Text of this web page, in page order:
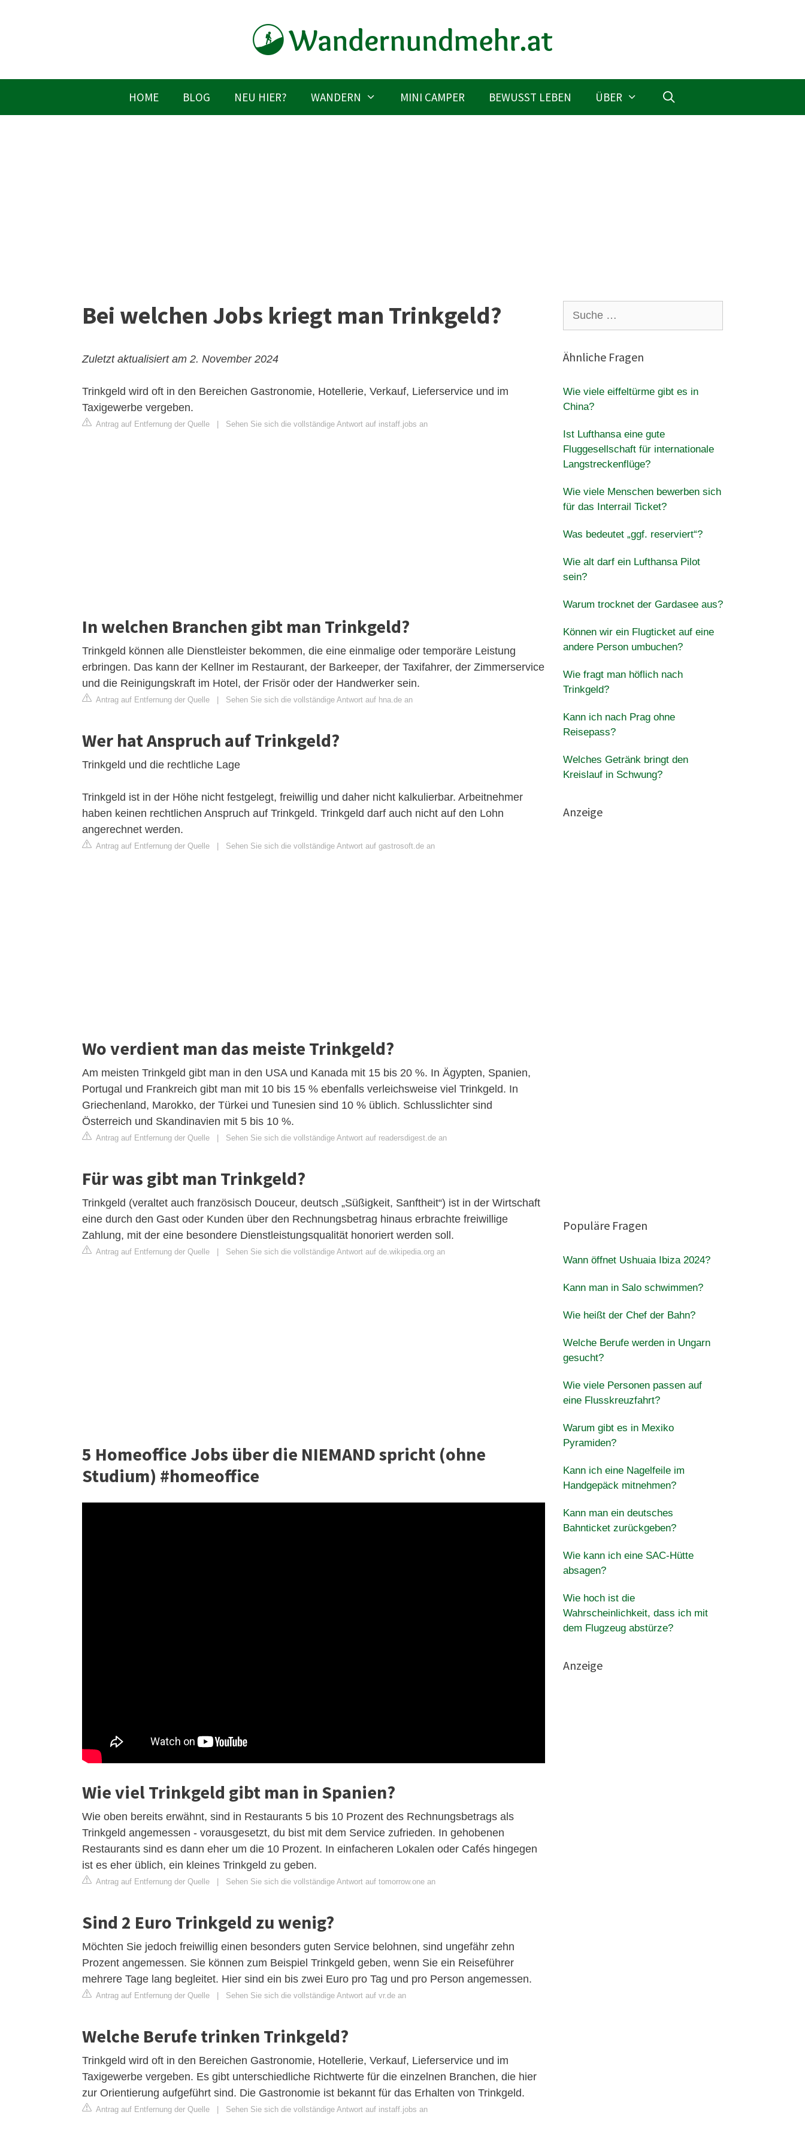
HOME BLOG NEU HIER? WANDERN MINI CAMPER BEWUSST LEBEN ÜBER
Bei welchen Jobs kriegt man Trinkgeld?
Zuletzt aktualisiert am 2. November 2024
Trinkgeld wird oft in den Bereichen Gastronomie, Hotellerie, Verkauf, Lieferservice und im
Taxigewerbe vergeben.
Antrag auf Entfernung der Quelle Sehen Sie sich die vollständige Antwort auf instaff.jobs an
In welchen Branchen gibt man Trinkgeld?
Trinkgeld können alle Dienstleister bekommen, die eine einmalige oder temporäre Leistung
erbringen. Das kann der Kellner im Restaurant, der Barkeeper, der Taxifahrer, der Zimmerservice
und die Reinigungskraft im Hotel, der Frisör oder der Handwerker sein.
Antrag auf Entfernung der Quelle Sehen Sie sich die vollständige Antwort auf hna.de an
Wer hat Anspruch auf Trinkgeld?
Trinkgeld und die rechtliche Lage
Trinkgeld ist in der Höhe nicht festgelegt, freiwillig und daher nicht kalkulierbar. Arbeitnehmer
haben keinen rechtlichen Anspruch auf Trinkgeld. Trinkgeld darf auch nicht auf den Lohn
angerechnet werden.
Antrag auf Entfernung der Quelle Sehen Sie sich die vollständige Antwort auf gastrosoft.de an
Wo verdient man das meiste Trinkgeld?
Am meisten Trinkgeld gibt man in den USA und Kanada mit 15 bis 20 %. In Ägypten, Spanien,
Portugal und Frankreich gibt man mit 10 bis 15 % ebenfalls verleichsweise viel Trinkgeld. In
Griechenland, Marokko, der Türkei und Tunesien sind 10 % üblich. Schlusslichter sind
Österreich und Skandinavien mit 5 bis 10 %.
Antrag auf Entfernung der Quelle Sehen Sie sich die vollständige Antwort auf readersdigest.de an
Für was gibt man Trinkgeld?
Trinkgeld (veraltet auch französisch Douceur, deutsch „Süßigkeit, Sanftheit“) ist in der Wirtschaft
eine durch den Gast oder Kunden über den Rechnungsbetrag hinaus erbrachte freiwillige
Zahlung, mit der eine besondere Dienstleistungsqualität honoriert werden soll.
Antrag auf Entfernung der Quelle Sehen Sie sich die vollständige Antwort auf de.wikipedia.org an
5 Homeoffice Jobs über die NIEMAND spricht (ohne
Studium) #homeoffice
Wie viel Trinkgeld gibt man in Spanien?
Wie oben bereits erwähnt, sind in Restaurants 5 bis 10 Prozent des Rechnungsbetrags als
Trinkgeld angemessen - vorausgesetzt, du bist mit dem Service zufrieden. In gehobenen
Restaurants sind es dann eher um die 10 Prozent. In einfacheren Lokalen oder Cafés hingegen
ist es eher üblich, ein kleines Trinkgeld zu geben.
Antrag auf Entfernung der Quelle | Sehen Sie sich die vollständige Antwort auf tomorrow.one an
Sind 2 Euro Trinkgeld zu wenig?
Möchten Sie jedoch freiwillig einen besonders guten Service belohnen, sind ungefähr zehn
Prozent angemessen. Sie können zum Beispiel Trinkgeld geben, wenn Sie ein Reiseführer
mehrere Tage lang begleitet. Hier sind ein bis zwei Euro pro Tag und pro Person angemessen.
Antrag auf Entfernung der Quelle | Sehen Sie sich die vollständige Antwort auf vr.de an
Welche Berufe trinken Trinkgeld?
Trinkgeld wird oft in den Bereichen Gastronomie, Hotellerie, Verkauf, Lieferservice und im
Taxigewerbe vergeben. Es gibt unterschiedliche Richtwerte für die einzelnen Branchen, die hier
zur Orientierung aufgeführt sind. Die Gastronomie ist bekannt für das Erhalten von Trinkgeld.
Antrag auf Entfernung der Quelle | Sehen Sie sich die vollständige Antwort auf instaff.jobs an
nach:
Ähnliche Fragen
Wie viele eiffeltürme gibt es in
China?
Ist Lufthansa eine gute
Fluggesellschaft für internationale
Langstreckenflüge?
Wie viele Menschen bewerben sich
für das Interrail Ticket?
Was bedeutet „ggf. reserviert“?
Wie alt darf ein Lufthansa Pilot
sein?
Warum trocknet der Gardasee aus?
Können wir ein Flugticket auf eine
andere Person umbuchen?
Wie fragt man höflich nach
Trinkgeld?
Kann ich nach Prag ohne
Reisepass?
Welches Getränk bringt den
Kreislauf in Schwung?
Anzeige
Populäre Fragen
Wann öffnet Ushuaia Ibiza 2024?
Kann man in Salo schwimmen?
Wie heißt der Chef der Bahn?
Welche Berufe werden in Ungarn
gesucht?
Wie viele Personen passen auf
eine Flusskreuzfahrt?
Warum gibt es in Mexiko
Pyramiden?
Kann ich eine Nagelfeile im
Handgepäck mitnehmen?
Kann man ein deutsches
Bahnticket zurückgeben?
Wie kann ich eine SAC-Hütte
absagen?
Wie hoch ist die
Wahrscheinlichkeit, dass ich mit
dem Flugzeug abstürze?
Anzeige